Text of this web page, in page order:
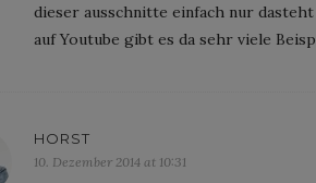
dieser ausschnitte einfach nur
auf Youtube gibt es da sehr viele
HORST
10. Dezember 2014 at 10:31